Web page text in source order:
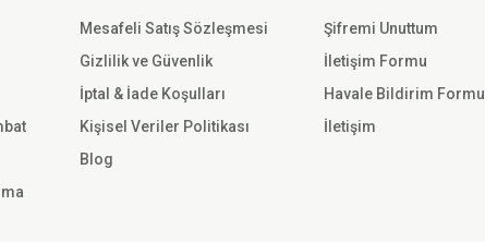
Gönder
1.008,00 TL
Single Sword
Mesafeli Satış Sözleşmesi
Gizlilik ve Güvenlik
İptal & İade Koşulları
Kişisel Veriler Politikası
Blog
Şifremi Unuttum
İletişim Formu
Havale Bildirim Formu
İletişim